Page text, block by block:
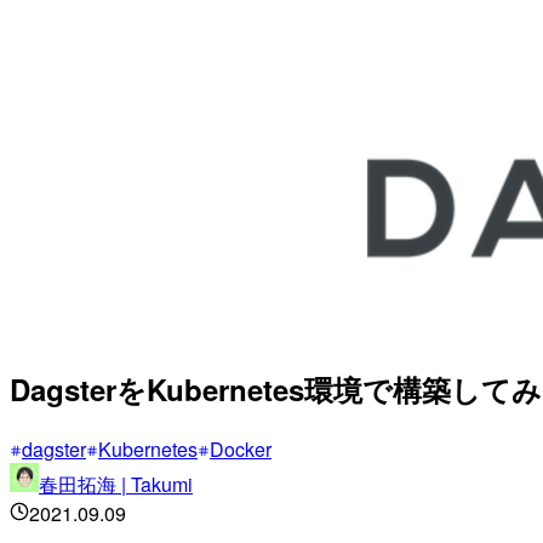
DagsterをKubernetes環境で構築して
dagster Kubernetes Docker
春田拓海 | Takumi
2021.09.09